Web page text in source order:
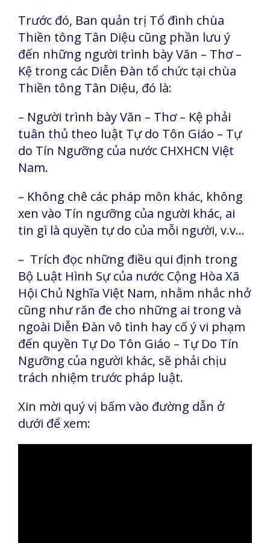
Trước đó, Ban quản trị Tổ đình chùa
Thiền tông Tân Diệu cũng phần lưu ý
đến những người trình bày Văn – Thơ –
Kệ trong các Diễn Đàn tổ chức tại chùa
Thiền tông Tân Diệu, đó là:
– Người trình bày Văn – Thơ – Kệ phải
tuân thủ theo luật Tự do Tôn Giáo – Tự
do Tín Ngưỡng của nước CHXHCN Việt
Nam.
– Không chê các pháp môn khác, không
xen vào Tín ngưỡng của người khác, ai
tin gì là quyền tự do của mỗi người, v.v…
– Trích đọc những điều qui định trong
Bộ Luật Hình Sự của nước Cộng Hòa Xã
Hội Chủ Nghĩa Việt Nam, nhằm nhắc nhở
cũng như răn đe cho những ai trong và
ngoài Diễn Đàn vô tình hay cố ý vi phạm
đến quyền Tự Do Tôn Giáo – Tự Do Tín
Ngưỡng của người khác, sẽ phải chịu
trách nhiệm trước pháp luật.
Xin mời quý vị bấm vào đường dẫn ở
dưới để xem: